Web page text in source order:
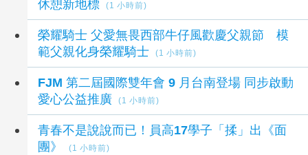
休憩新地標
(1 小時前)
榮耀騎士 父愛無畏西部牛仔風歡慶父親節 模
範父親化身榮耀騎士
(1 小時前)
FJM 第二屆國際雙年會 9 月台南登場 同步啟動
愛心公益推廣
(1 小時前)
青春不是說說而已！員高17學子「揉」出《面
團》
(1 小時前)